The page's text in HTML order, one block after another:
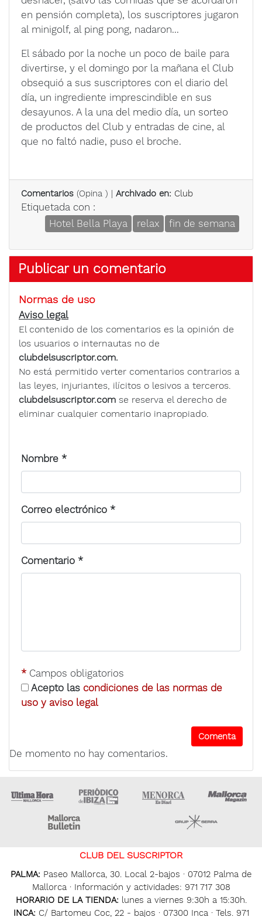
en pensión completa), los suscriptores jugaron
al minigolf, al ping pong, nadaron...
El sábado por la noche un poco de baile para
divertirse, y el domingo por la mañana el Club
obsequió a sus suscriptores con el diario del
día, un ingrediente imprescindible en sus
desayunos. A la una del medio día, un sorteo
de productos del Club y entradas de cine, al
que no faltó nadie, puso el broche.
Comentarios (Opina ) | Archivado en: Club
Etiquetada con :
Hotel Bella Playa
relax fin de semana
Publicar un comentario
Normas de uso
Aviso legal
El contenido de los comentarios es la opinión de
los usuarios o internautas no de
clubdelsuscriptor.com.
No está permitido verter comentarios contrarios a
las leyes, injuriantes, ilícitos o lesivos a terceros.
clubdelsuscriptor.com se reserva el derecho de
eliminar cualquier comentario inapropiado.
Nombre *
Correo electrónico *
Comentario *
* Campos obligatorios
Acepto las condiciones de las normas de
uso y aviso legal
De momento no hay comentarios.
Ultima Hora Ultima hora Ibiza Menorca • Es Diari
CLUB DEL SUSCRIPTOR
PALMA: Paseo Mallorca, 30. Local 2-bajos · 07012 Palma de
Mallorca · Información y actividades: 971 717 308
HORARIO DE LA TIENDA: lunes a viernes 9:30h a 15:30h.
INCA: C/ Bartomeu Coc, 22 - bajos · 07300 Inca · Tels. 971